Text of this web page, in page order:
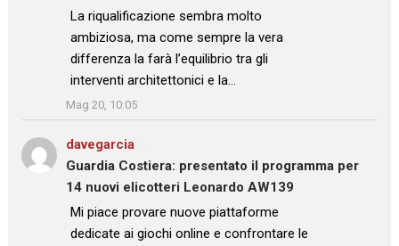
: “La riqualificazione sembra molto
ambiziosa, ma come sempre la vera
differenza la farà l’equilibrio tra gli
interventi architettonici e la…
”
Mag 20, 10:05
davegarcia
Guardia Costiera: presentato il programma per
14 nuovi elicotteri Leonardo AW139
: “
Mi piace provare nuove piattaforme
dedicate ai giochi online e confrontare le